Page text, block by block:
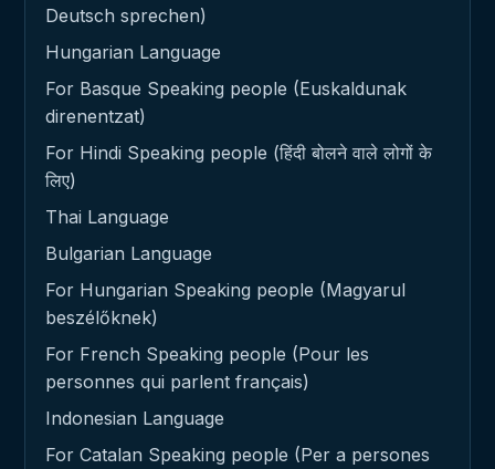
Deutsch sprechen)
Hungarian Language
For Basque Speaking people (Euskaldunak
direnentzat)
For Hindi Speaking people (हिंदी बोलने वाले लोगों के
लिए)
Thai Language
Bulgarian Language
For Hungarian Speaking people (Magyarul
beszélőknek)
For French Speaking people (Pour les
personnes qui parlent français)
Indonesian Language
For Catalan Speaking people (Per a persones